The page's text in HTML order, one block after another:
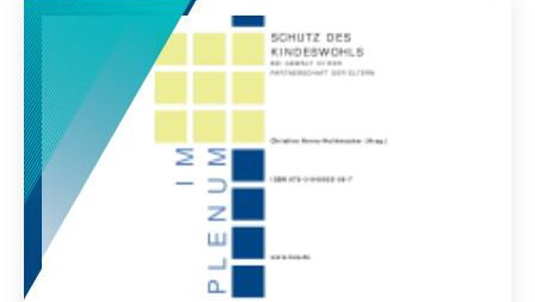
dar und entwickelte angesichts der globalen
Herausforderungen für Wirtschaft und
Gesellschaft daraus eine Zukunftsperspektive.
Der Preisträger bedankte sich abschließend
und betonte die Verantwortung des
Unternehmers für den wirtschaftlichen Erfolg
und den sozialen Zusammenhalt in der
Gesellschaft. Alle Reden werden in dieser
Online-Publikation in redaktionell leicht
überarbeiteter Form wiedergegeben.